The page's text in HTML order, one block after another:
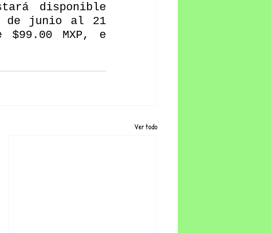
disponible
de junio al 21
MXP, e
Ver todo